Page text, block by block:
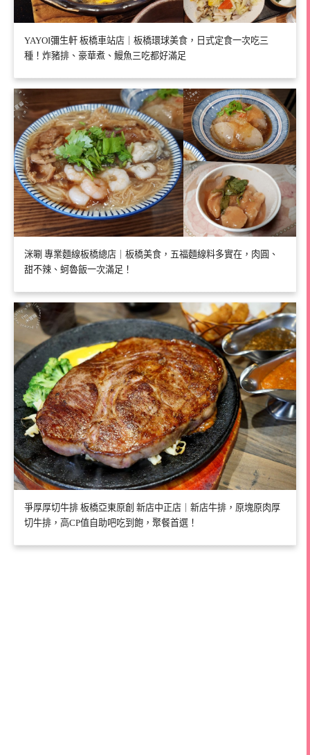
YAYOI彌生軒 板橋車站店｜板橋環球美食，日式定食一次吃三
種！炸豬排、豪華煮、鰻魚三吃都好滿足
洣唰 專業麵線板橋總店｜板橋美食，五福麵線料多實在，肉圓、
甜不辣、蚵魯飯一次滿足！
爭厚厚切牛排 板橋亞東原創 新店中正店｜新店牛排，原塊原肉厚
切牛排，高CP值自助吧吃到飽，聚餐首選！